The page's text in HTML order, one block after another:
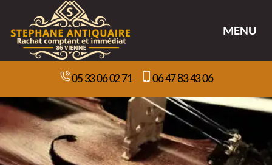
MENU
05 33 06 02 71 06 47 83 43 06